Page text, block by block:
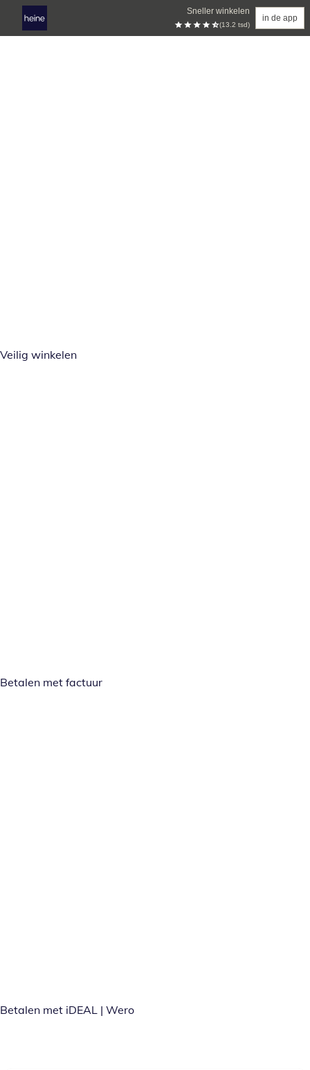
Sneller winkelen
(13.2 tsd)
in de app
Veilig winkelen
Betalen met factuur
Betalen met iDEAL | Wero